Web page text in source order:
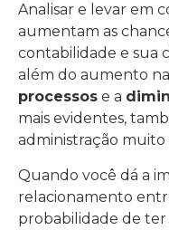
Analisar e levar em
aumentam as
contabilidade e sua
além do aumento na
processos e a
mais evidentes,
administração muito
Quando você dá a
relacionamento
probabilidade de